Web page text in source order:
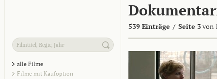
539 Einträge / Seite 3von
alle Filme
Filme mit Kaufoption